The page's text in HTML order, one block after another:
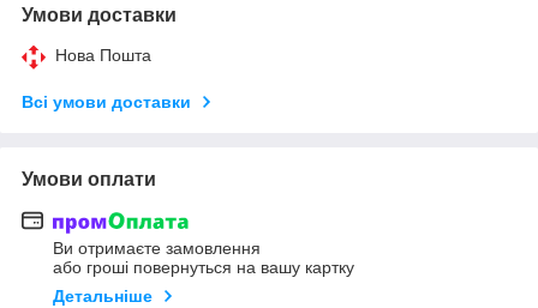
Умови доставки
Нова Пошта
Всі умови доставки
Умови оплати
Ви отримаєте замовлення
або гроші повернуться на вашу картку
Детальніше